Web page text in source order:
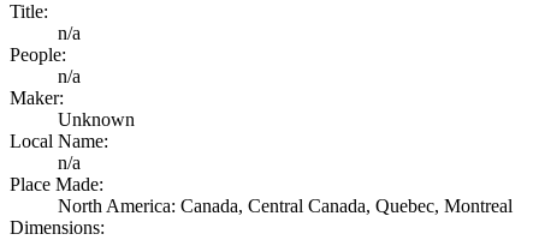
Title:
n/a
People:
n/a
Maker:
Unknown
Local Name:
n/a
Place Made:
North America: Canada, Central Canada, Quebec, Montreal
Dimensions: